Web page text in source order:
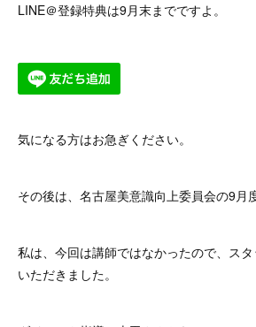
LINE＠登録特典は9月末までですよ。
気になる方はお急ぎください。
その後は、名古屋美意識向上委員会の9月
私は、今回は講師ではなかったので、ス
いただきました。